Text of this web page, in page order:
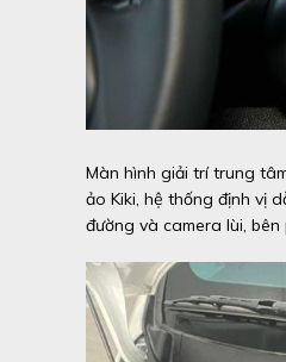
Màn hình giải trí trung
ảo Kiki, hệ thống định vị
đường và camera lùi,